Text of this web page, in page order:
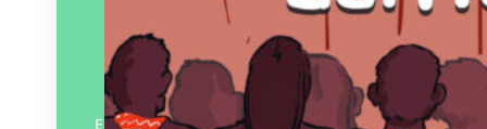
En savoir plus